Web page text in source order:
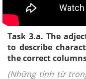
Task 3.a. The
to describe
the correct
(Những tính từ